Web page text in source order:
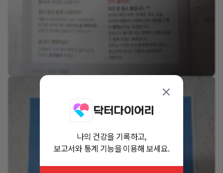
나의 건강을 기록하고,
보고서와 통계 기능을 이용해 보세요.